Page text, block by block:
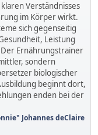
Verständnisses
im Körper wirkt.
sich gegenseitig
Leistung
Ernährungstrainer
sondern
biologischer
beginnt dort,
enden bei der
Johannes deClaire